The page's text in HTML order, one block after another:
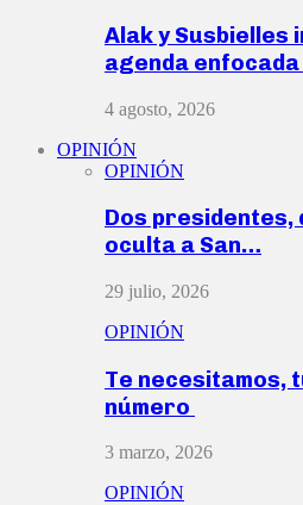
Alak y Susbielles
agenda
4 agosto, 2026
OPINIÓN
OPINIÓN
Dos presidentes,
oculta a San…
29 julio, 2026
OPINIÓN
Te necesitamos,
número
3 marzo, 2026
OPINIÓN